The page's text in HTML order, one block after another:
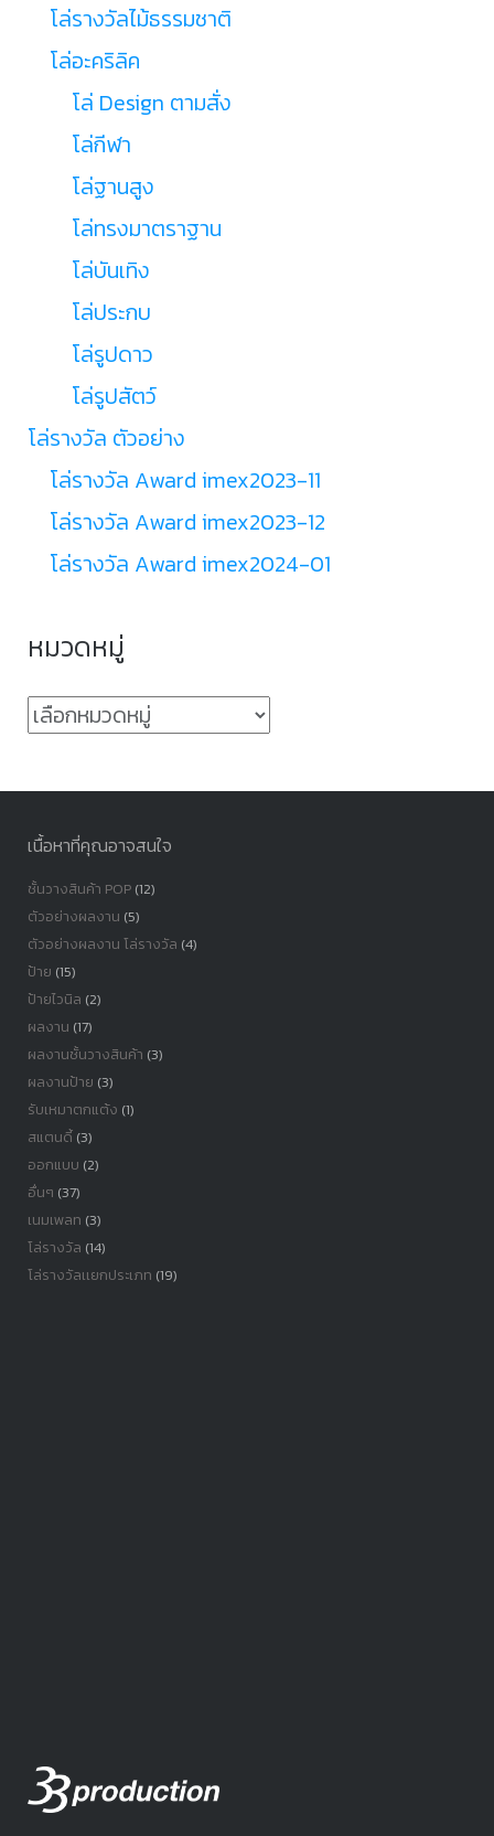
โล่รางวัลไม้ธรรมชาติ
โล่อะคริลิค
โล่ Design ตามสั่ง
โล่กีฬา
โล่ฐานสูง
โล่ทรงมาตราฐาน
โล่บันเทิง
โล่ประกบ
โล่รูปดาว
โล่รูปสัตว์
โล่รางวัล ตัวอย่าง
โล่รางวัล Award imex2023-11
โล่รางวัล Award imex2023-12
โล่รางวัล Award imex2024-01
หมวดหมู่
หมวด
เนื้อหาที่คุณอาจสนใจ
ชั้นวางสินค้า POP(12)
ตัวอย่างผลงาน (5)
ตัวอย่างผลงาน โล่รางวัล (4)
ป้าย (15)
ป้ายไวนิล (2)
ผลงาน (17)
ผลงานชั้นวางสินค้า (3)
ผลงานป้าย (3)
รับเหมาตกแต้ง (1)
สแตนดี้(3)
ออกแบบ (2)
อื่นๆ (37)
เนมเพลท (3)
โล่รางวัล (14)
โล่รางวัลเเยกประเภท (19)